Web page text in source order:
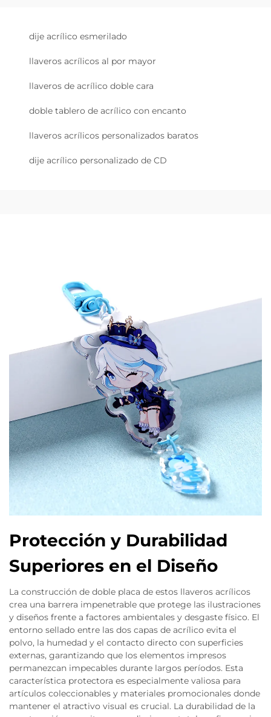
dije acrílico esmerilado
llaveros acrílicos al por mayor
llaveros de acrílico doble cara
doble tablero de acrílico con encanto
llaveros acrílicos personalizados baratos
dije acrílico personalizado de CD
Protección y Durabilidad
Superiores en el Diseño
La construcción de doble placa de estos llaveros acrílicos
crea una barrera impenetrable que protege las ilustraciones
y diseños frente a factores ambientales y desgaste físico. El
entorno sellado entre las dos capas de acrílico evita el
polvo, la humedad y el contacto directo con superficies
externas, garantizando que los elementos impresos
permanezcan impecables durante largos períodos. Esta
característica protectora es especialmente valiosa para
artículos coleccionables y materiales promocionales donde
mantener el atractivo visual es crucial. La durabilidad de la